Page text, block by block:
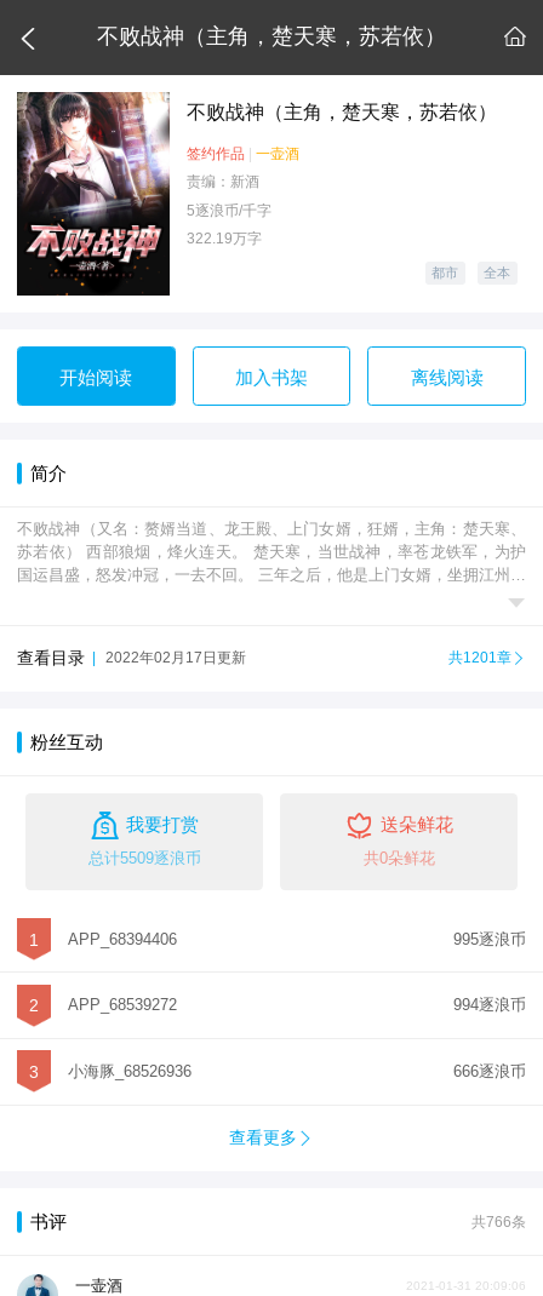
 不败战神（主角，楚天寒，苏若依） 
不败战神（主角，楚天寒，苏若依）
签约作品 | 一壶酒
责编：新酒
5逐浪币/千字
322.19万字
都市 全本
开始阅读 加入书架 离线阅读
简介
不败战神（又名：赘婿当道、龙王殿、上门女婿，狂婿，主角：楚天寒、
苏若依） 西部狼烟，烽火连天。 楚天寒，当世战神，率苍龙铁军，为护
国运昌盛，怒发冲冠，一去不回。 三年之后，他是上门女婿，坐拥江州第

查看目录 2022年02月17日更新 共1201章 
粉丝互动
 我要打赏
总计5509逐浪币
 送朵鲜花
共0朵鲜花
1 APP_68394406 995逐浪币
2 APP_68539272 994逐浪币
3 小海豚_68526936 666逐浪币
查看更多 
书评 共766条
一壶酒 2021-01-31 20:09:06